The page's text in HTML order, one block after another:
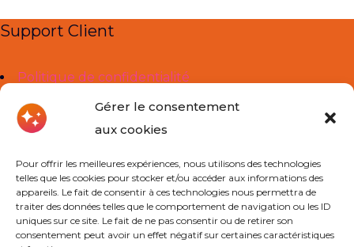
Gérer le consentement
aux cookies
Pour offrir les meilleures expériences, nous utilisons des technologies
telles que les cookies pour stocker et/ou accéder aux informations des
appareils. Le fait de consentir à ces technologies nous permettra de
traiter des données telles que le comportement de navigation ou les ID
uniques sur ce site. Le fait de ne pas consentir ou de retirer son
consentement peut avoir un effet négatif sur certaines caractéristiques
Support Client
Politique de confidentialité
Mentions légales
À propos de nous
Cours Particuliers
Actualités